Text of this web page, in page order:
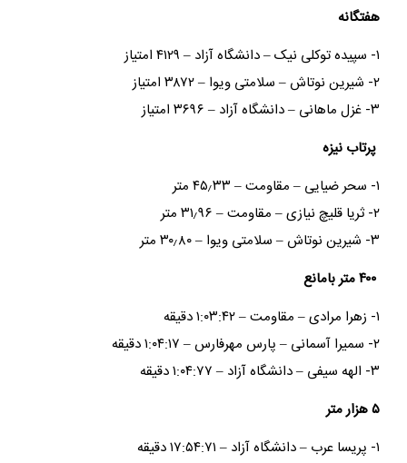
هفتگانه
۱- سپیده توکلی نیک – دانشگاه آزاد – ۴۱۲۹ امتیاز
۲- شیرین نوتاش – سلامتی ویوا – ۳۸۷۲ امتیاز
۳- غزل ماهانی – دانشگاه آزاد – ۳۶۹۶ امتیاز
پرتاب نیزه
۱- سحر ضیایی – مقاومت – ۴۵٫۳۳ متر
۲- ثریا قلیچ نیازی – مقاومت – ۳۱٫۹۶ متر
۳- شیرین نوتاش – سلامتی ویوا – ۳۰٫۸۰ متر
۱- زهرا مرادی – مقاومت – ۱:۰۳:۴۲ دقیقه
۲- سمیرا آسمانی – پارس مهرفارس – ۱:۰۴:۱۷ دقیقه
۳- الهه سیفی – دانشگاه آزاد – ۱:۰۴:۷۷ دقیقه
۵ هزار متر
۱- پریسا عرب – دانشگاه آزاد – ۱۷:۵۴:۷۱ دقیقه